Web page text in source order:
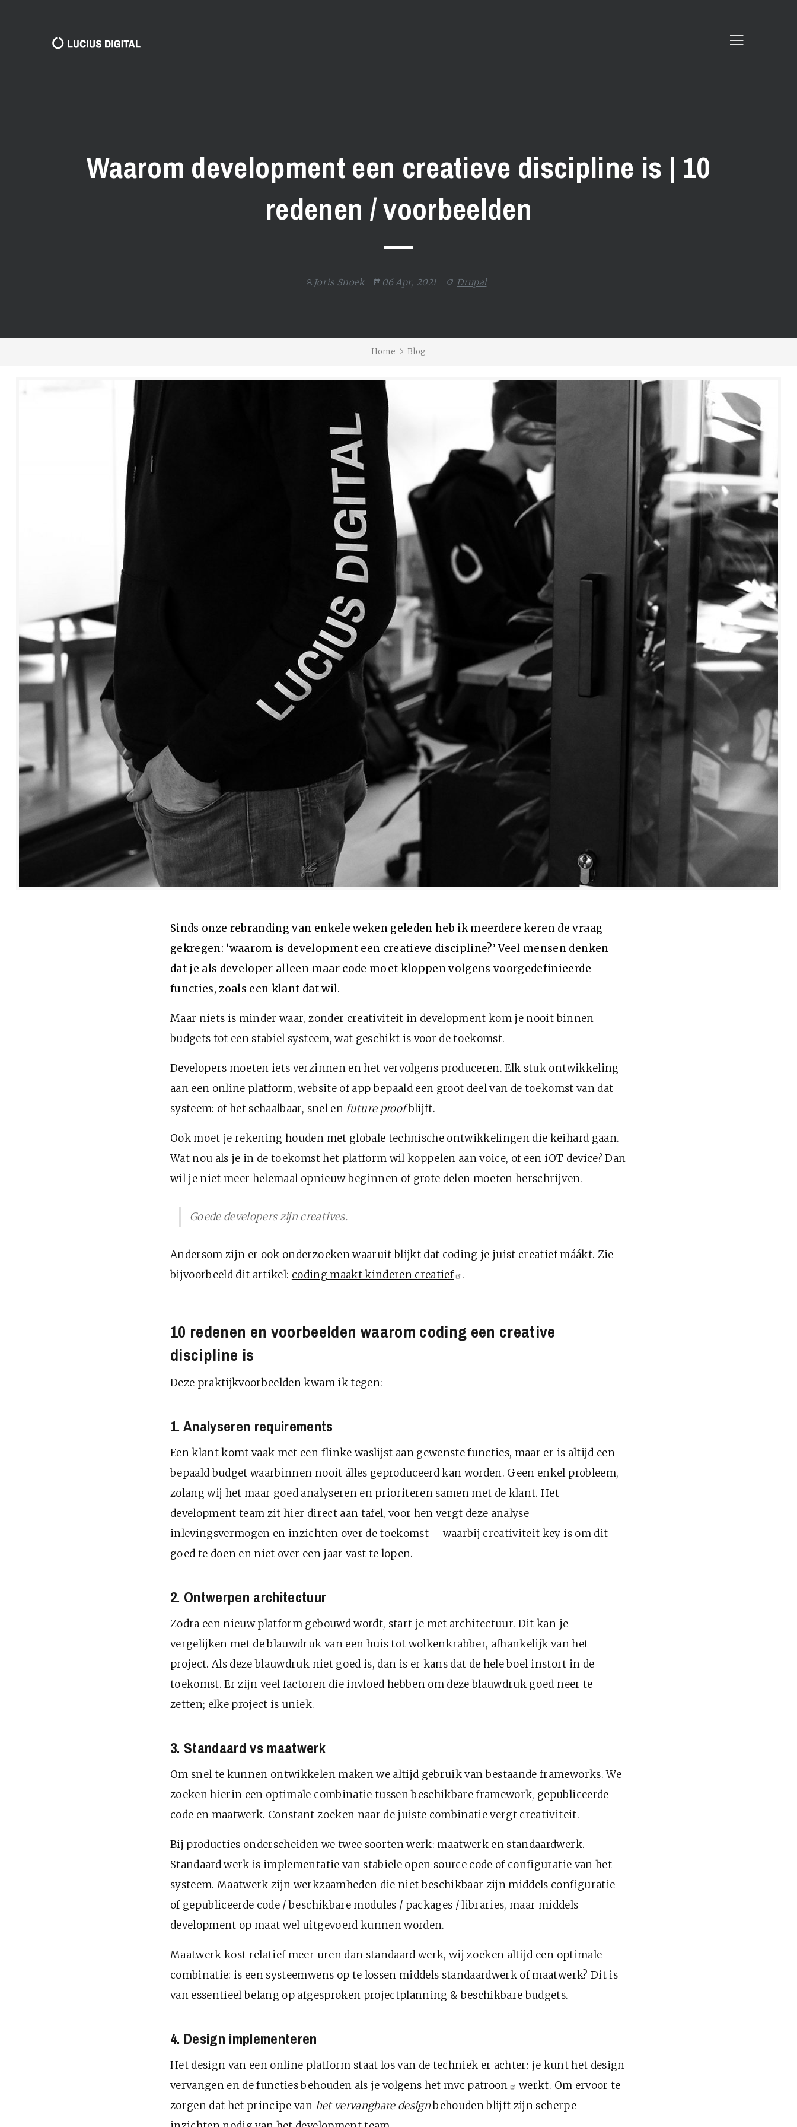
Waarom development een creatieve discipline is | 10
redenen / voorbeelden
Joris Snoek 06 Apr, 2021 Drupal
Home Blog
Sinds onze rebranding van enkele weken geleden heb ik meerdere keren de vraag
gekregen: ‘waarom is development een creatieve discipline?’ Veel mensen denken
dat je als developer alleen maar code moet kloppen volgens voorgedefinieerde
functies, zoals een klant dat wil.
Maar niets is minder waar, zonder creativiteit in development kom je nooit binnen
budgets tot een stabiel systeem, wat geschikt is voor de toekomst.
Developers moeten iets verzinnen en het vervolgens produceren. Elk stuk ontwikkeling
aan een online platform, website of app bepaald een groot deel van de toekomst van dat
systeem: of het schaalbaar, snel enfuture proofblijft.
Ook moet je rekening houden met globale technische ontwikkelingen die keihard gaan.
Wat nou als je in de toekomst het platform wil koppelen aan voice, of een iOT device? Dan
wil je niet meer helemaal opnieuw beginnen of grote delen moeten herschrijven.
Goede developers zijn creatives.
Andersom zijn er ook onderzoeken waaruit blijkt dat coding je juist creatief máákt. Zie
bijvoorbeeld dit artikel: coding maakt kinderen creatief .
10 redenen en voorbeelden waarom coding een creative
discipline is
Deze praktijkvoorbeelden kwam ik tegen:
1. Analyseren requirements
Een klant komt vaak met een flinke waslijst aan gewenste functies, maar er is altijd een
bepaald budget waarbinnen nooit álles geproduceerd kan worden. Geen enkel probleem,
zolang wij het maar goed analyseren en prioriteren samen met de klant. Het
development team zit hier direct aan tafel, voor hen vergt deze analyse
inlevingsvermogen en inzichten over de toekomst —waarbij creativiteit key is om dit
goed te doen en niet over een jaar vast te lopen.
2. Ontwerpen architectuur
Zodra een nieuw platform gebouwd wordt, start je met architectuur. Dit kan je
vergelijken met de blauwdruk van een huis tot wolkenkrabber, afhankelijk van het
project. Als deze blauwdruk niet goed is, dan is er kans dat de hele boel instort in de
toekomst. Er zijn veel factoren die invloed hebben om deze blauwdruk goed neer te
zetten; elke project is uniek.
3. Standaard vs maatwerk
Om snel te kunnen ontwikkelen maken we altijd gebruik van bestaande frameworks. We
zoeken hierin een optimale combinatie tussen beschikbare framework, gepubliceerde
code en maatwerk. Constant zoeken naar de juiste combinatie vergt creativiteit.
Bij producties onderscheiden we twee soorten werk: maatwerk en standaardwerk.
Standaard werk is implementatie van stabiele open source code of configuratie van het
systeem. Maatwerk zijn werkzaamheden die niet beschikbaar zijn middels configuratie
of gepubliceerde code / beschikbare modules / packages / libraries, maar middels
development op maat wel uitgevoerd kunnen worden.
Maatwerk kost relatief meer uren dan standaard werk, wij zoeken altijd een optimale
combinatie: is een systeemwens op te lossen middels standaardwerk of maatwerk? Dit is
van essentieel belang op afgesproken projectplanning & beschikbare budgets.
4. Design implementeren
Het design van een online platform staat los van de techniek er achter: je kunt het design
vervangen en de functies behouden als je volgens het mvc patroon
werkt. Om ervoor te
zorgen dat het principe van het vervangbare designbehouden blijft zijn scherpe